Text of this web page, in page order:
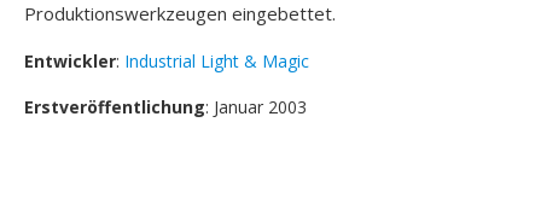
Produktionswerkzeugen eingebettet.
Entwickler: Industrial Light & Magic
Erstveröffentlichung: Januar 2003